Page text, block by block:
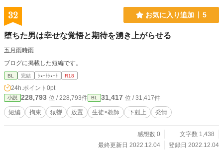
32 お気に入り追加 5
堕ちた男は幸せな覚悟と期待を湧き上がらせる
五月雨時雨
ブログに掲載した短編です。
BL 完結 ｼｮｰﾄｼｮｰﾄ R18
24h.ポイント 0pt
小説 228,793 位 / 228,793件 BL 31,417 位 / 31,417件
短編 拘束 猿轡 放置 生徒×教師 下剋上 発情
感想数 0
文字数 1,438
最終更新日 2022.12.04
登録日 2022.12.04